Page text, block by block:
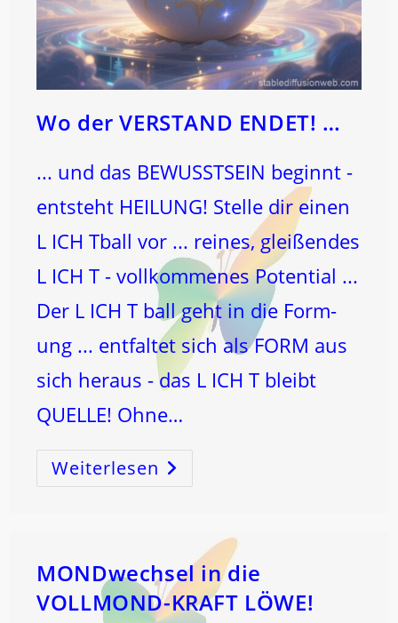
Wo der VERSTAND ENDET! …
... und das BEWUSSTSEIN beginnt -
entsteht HEILUNG! Stelle dir einen
L ICH Tball vor ... reines, gleißendes
L ICH T - vollkommenes Potential ...
Der L ICH T ball geht in die Form-
ung ... entfaltet sich als FORM aus
sich heraus - das L ICH T bleibt
QUELLE! Ohne…
Weiterlesen Wo
Der
VERSTAND
MONDwechsel in die
VOLLMOND-KRAFT LÖWE!